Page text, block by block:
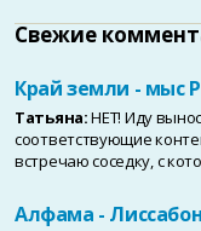
Свежие
Край земли - мыс
Татьяна:НЕТ! Иду
соответствующие
встречаю соседку, с
Алфама -